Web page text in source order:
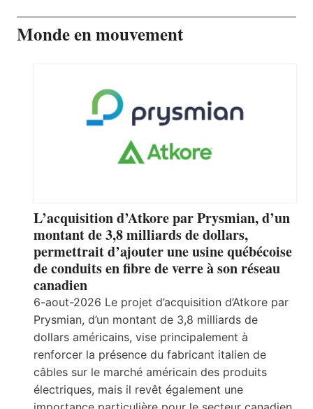
Monde en mouvement
L’acquisition d’Atkore par Prysmian, d’un
montant de 3,8 milliards de dollars,
permettrait d’ajouter une usine québécoise
de conduits en fibre de verre à son réseau
canadien
6-aout-2026 Le projet d’acquisition d’Atkore par
Prysmian, d’un montant de 3,8 milliards de
dollars américains, vise principalement à
renforcer la présence du fabricant italien de
câbles sur le marché américain des produits
électriques, mais il revêt également une